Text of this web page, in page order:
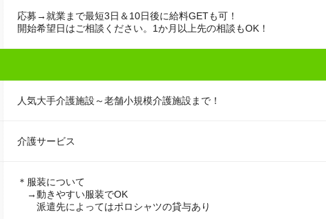
応募→就業まで最短3日＆10日後に給料GETも可！
開始希望日はご相談ください。1か月以上先の相談もOK！
人気大手介護施設～老舗小規模介護施設まで！
介護サービス
＊服装について
→動きやすい服装でOK
派遣先によってはポロシャツの貸与あり